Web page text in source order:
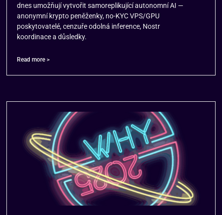
dnes umožňují vytvořit samoreplikující autonomní AI —
anonymní krypto peněženky, no-KYC VPS/GPU
poskytovatelé, cenzuře odolná inference, Nostr
koordinace a důsledky.
Read more >